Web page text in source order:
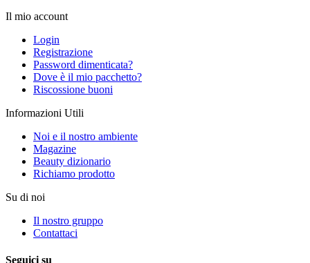
Il mio account
Login
Registrazione
Password dimenticata?
Dove è il mio pacchetto?
Riscossione buoni
Informazioni Utili
Noi e il nostro ambiente
Magazine
Beauty dizionario
Richiamo prodotto
Su di noi
Il nostro gruppo
Contattaci
Seguici su